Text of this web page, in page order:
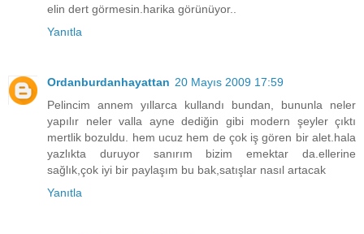
elin dert görmesin.harika görünüyor..
Yanıtla
Ordanburdanhayattan 20 Mayıs 2009 17:59
Pelincim annem yıllarca kullandı bundan, bununla neler
yapılır neler valla ayne dediğin gibi modern şeyler çıktı
mertlik bozuldu. hem ucuz hem de çok iş gören bir alet.hala
yazlıkta duruyor sanırım bizim emektar da.ellerine
sağlık,çok iyi bir paylaşım bu bak,satışlar nasıl artacak
Yanıtla